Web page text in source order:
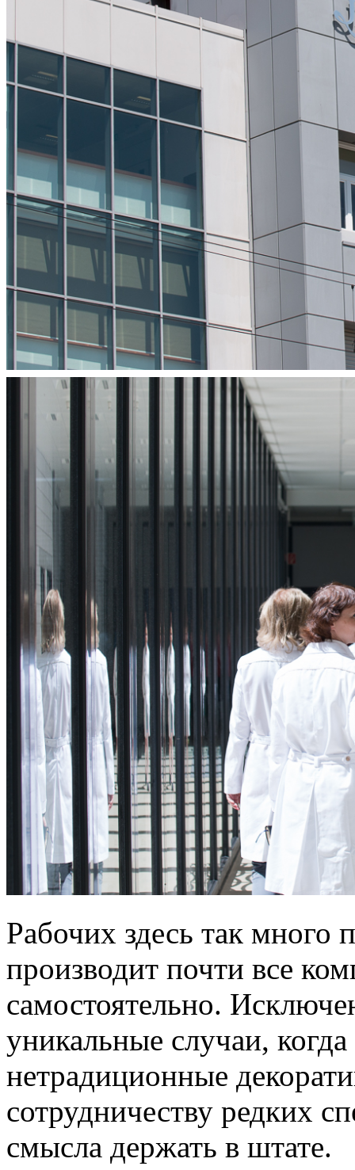
Рабочих здесь так много
производит почти все
самостоятельно.
уникальные случаи,
нетрадиционные
сотрудничеству редких
смысла держать в штате.